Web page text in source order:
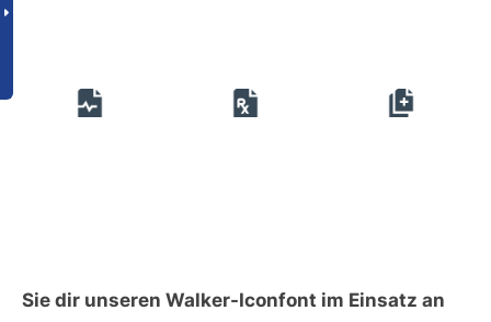
Sie dir unseren Walker-Iconfont im Einsatz an